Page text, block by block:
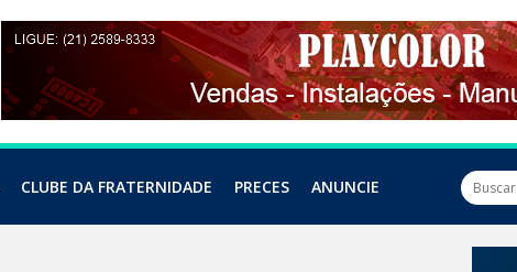
CLUBE DA FRATERNIDADE PRECES ANUNCIE